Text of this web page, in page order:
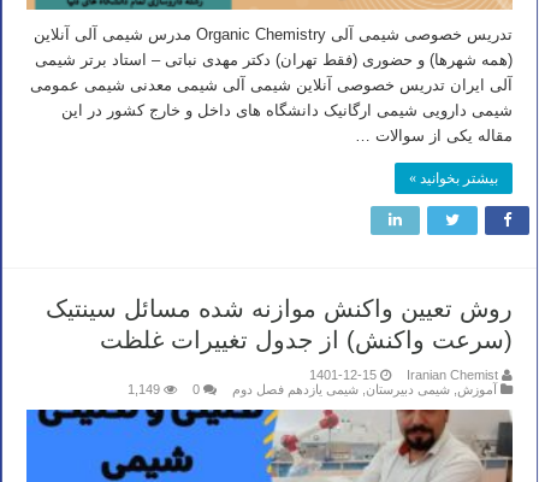
تدریس خصوصی شیمی آلی Organic Chemistry مدرس شیمی آلی آنلاین
(همه شهرها) و حضوری (فقط تهران) دکتر مهدی نباتی – استاد برتر شیمی
آلی ایران تدریس خصوصی آنلاین شیمی آلی شیمی معدنی شیمی عمومی
شیمی دارویی شیمی ارگانیک دانشگاه های داخل و خارج کشور در این
مقاله یکی از سوالات …
بیشتر بخوانید »
روش تعیین واکنش موازنه شده مسائل سینتیک
(سرعت واکنش) از جدول تغییرات غلظت
Iranian Chemist
1401-12-15
آموزش شیمی دبیرستان شیمی یازدهم فصل دوم 0
1,149